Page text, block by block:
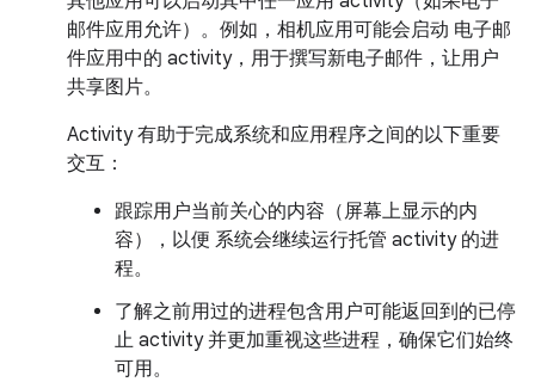
邮件应用允许）。例如，相机应用可能会启动 电子邮
件应用中的 activity，用于撰写新电子邮件，让用户
共享图片。
Activity 有助于完成系统和应用程序之间的以下重要
交互：
跟踪用户当前关心的内容（屏幕上显示的内
容），以便 系统会继续运行托管 activity 的进
程。
了解之前用过的进程包含用户可能返回到的已停
止 activity 并更加重视这些进程，确保它们始终
可用。